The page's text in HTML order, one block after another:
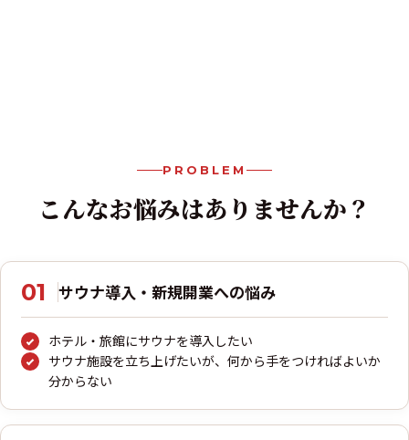
PROBLEM
こんなお悩みはありませんか？
01 サウナ導入・新規開業への悩み
ホテル・旅館にサウナを導入したい
サウナ施設を立ち上げたいが、何から手をつければよいか
分からない